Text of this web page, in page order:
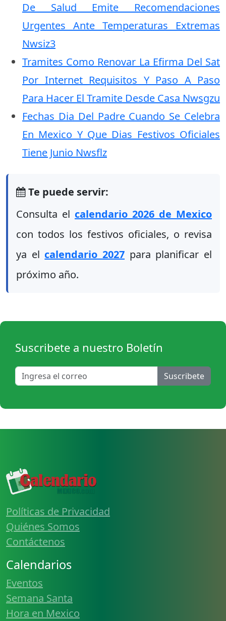
De Salud Emite Recomendaciones
Urgentes Ante Temperaturas Extremas
Nwsiz3
Tramites Como Renovar La Efirma Del Sat
Por Internet Requisitos Y Paso A Paso
Para Hacer El Tramite Desde Casa Nwsgzu
Fechas Dia Del Padre Cuando Se Celebra
En Mexico Y Que Dias Festivos Oficiales
Tiene Junio Nwsflz
Te puede servir:
Consulta el calendario 2026 de Mexico
con todos los festivos oficiales, o revisa
ya el calendario 2027 para planificar el
próximo año.
Suscribete a nuestro Boletín
Suscribete
Políticas de Privacidad
Quiénes Somos
Contáctenos
Calendarios
Eventos
Semana Santa
Hora en Mexico